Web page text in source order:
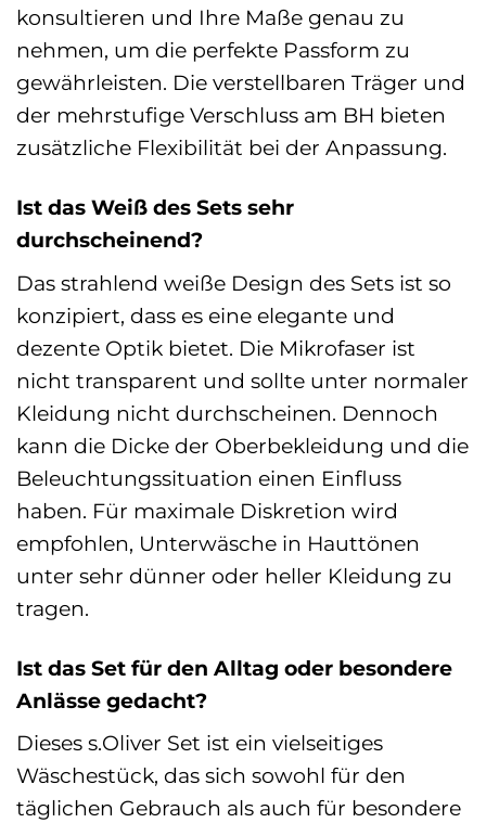
konsultieren und Ihre Maße genau zu
nehmen, um die perfekte Passform zu
gewährleisten. Die verstellbaren Träger und
der mehrstufige Verschluss am BH bieten
zusätzliche Flexibilität bei der Anpassung.
Ist das Weiß des Sets sehr
durchscheinend?
Das strahlend weiße Design des Sets ist so
konzipiert, dass es eine elegante und
dezente Optik bietet. Die Mikrofaser ist
nicht transparent und sollte unter normaler
Kleidung nicht durchscheinen. Dennoch
kann die Dicke der Oberbekleidung und die
Beleuchtungssituation einen Einfluss
haben. Für maximale Diskretion wird
empfohlen, Unterwäsche in Hauttönen
unter sehr dünner oder heller Kleidung zu
tragen.
Ist das Set für den Alltag oder besondere
Anlässe gedacht?
Dieses s.Oliver Set ist ein vielseitiges
Wäschestück, das sich sowohl für den
täglichen Gebrauch als auch für besondere